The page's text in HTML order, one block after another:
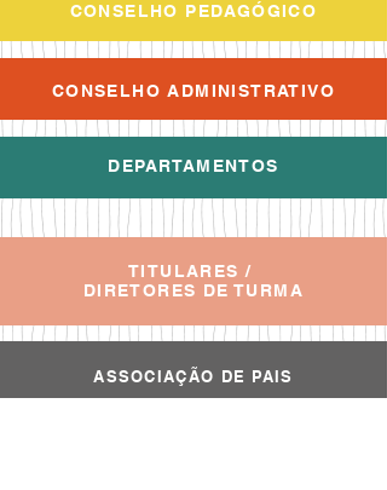
CONSELHO PEDAGÓGICO
CONSELHO ADMINISTRATIVO
DEPARTAMENTOS
TITULARES /
DIRETORES DE TURMA
ASSOCIAÇÃO DE PAIS